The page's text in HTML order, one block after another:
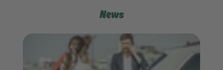
News